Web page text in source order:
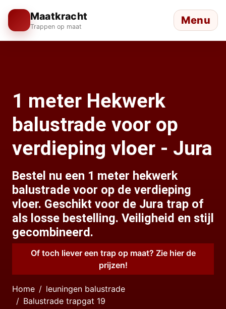
Maatkracht
Trappen op maat Menu
1 meter Hekwerk
balustrade voor op
verdieping vloer - Jura
Bestel nu een 1 meter hekwerk
balustrade voor op de verdieping
vloer. Geschikt voor de Jura trap of
als losse bestelling. Veiligheid en stijl
gecombineerd.
Of toch liever een trap op maat? Zie hier de
prijzen!
Home
leuningen balustrade
Balustrade trapgat 19